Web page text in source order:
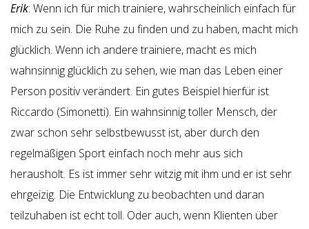
Erik: Wenn ich für mich trainiere, wahrscheinlich einfach für
mich zu sein. Die Ruhe zu finden und zu haben, macht mich
glücklich. Wenn ich andere trainiere, macht es mich
wahnsinnig glücklich zu sehen, wie man das Leben einer
Person positiv verändert. Ein gutes Beispiel hierfür ist
Riccardo (Simonetti). Ein wahnsinnig toller Mensch, der
zwar schon sehr selbstbewusst ist, aber durch den
regelmäßigen Sport einfach noch mehr aus sich
herausholt. Es ist immer sehr witzig mit ihm und er ist sehr
ehrgeizig. Die Entwicklung zu beobachten und daran
teilzuhaben ist echt toll. Oder auch, wenn Klienten über